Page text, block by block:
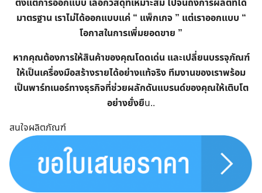
มาตรฐาน เราไม่ได้ออกแบบแค่ “ แพ็กเกจ ” แต่เราออกแบบ “
โอกาสในการเพิ่มยอดขาย ”
หากคุณต้องการให้สินค้าของคุณโดดเด่น และเปลี่ยนบรรจุภัณฑ์
ให้เป็นเครื่องมือสร้างรายได้อย่างแท้จริง ทีมงานของเราพร้อม
เป็นพาร์ทเนอร์ทางธุรกิจที่ช่วยผลักดันแบรนด์ของคุณให้เติบโต
อย่างยั่งยืน..
สนใจผลิตภัณฑ์